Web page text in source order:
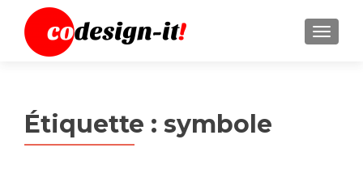
MENU
Étiquette : symbole